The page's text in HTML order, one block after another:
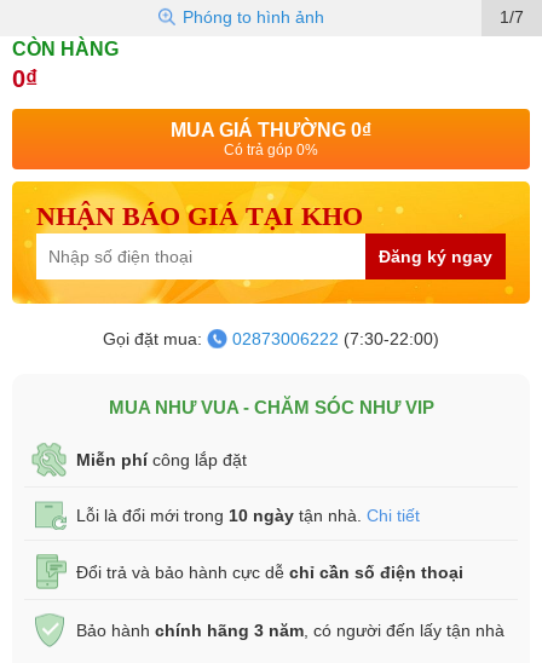
1/7
Phóng to hình ảnh
CÒN HÀNG
0₫
MUA GIÁ THƯỜNG 0₫
Có trả góp 0%
NHẬN BÁO GIÁ TẠI KHO
Đăng ký ngay
Gọi đặt mua: 02873006222 (7:30-22:00)
MUA NHƯ VUA - CHĂM SÓC NHƯ VIP
Miễn phícông lắp đặt
Lỗi là đổi mới trong 10 ngày tận nhà. Chi tiết
Đổi trả và bảo hành cực dễ chỉ cần số điện thoại
Bảo hành chính hãng 3 năm , có người đến lấy tận nhà